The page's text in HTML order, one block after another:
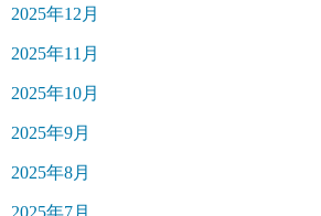
2025年12月
2025年11月
2025年10月
2025年9月
2025年8月
2025年7月